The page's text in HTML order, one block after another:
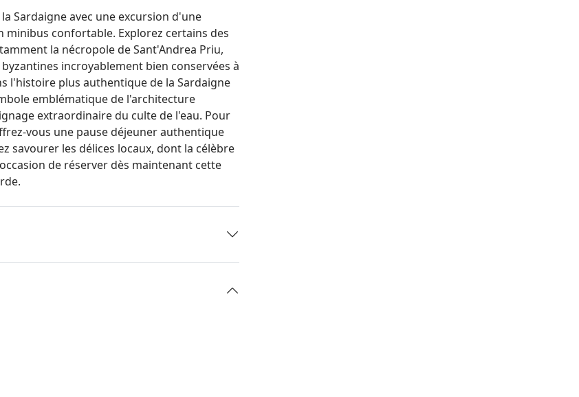
Sardaigne avec une excursion d'une
confortable. Explorez certains des
la nécropole de Sant'Andrea Priu,
incroyablement bien conservées à
l'histoire plus authentique de la Sardaigne
emblématique de l'architecture
extraordinaire du culte de l'eau. Pour
vous une pause déjeuner authentique
savourer les délices locaux, dont la célèbre
de réserver dès maintenant cette